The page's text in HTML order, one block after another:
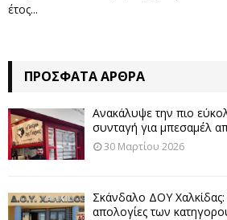
έτος...
ΠΡΌΣΦΑΤΑ ΆΡΘΡΑ
Ανακάλυψε την πιο
συνταγή για μπεσαμέλ
30 Μαρτίου 2026
Σκάνδαλο ΔΟΥ Χαλκίδας:
απολογίες των